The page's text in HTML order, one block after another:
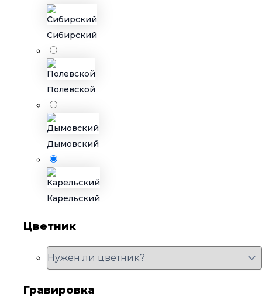
Карельский
Дымовский
Полевской
Сибирский
Цветник
Гравировка